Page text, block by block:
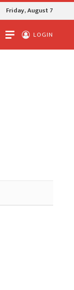
Friday, August 7
LOGIN